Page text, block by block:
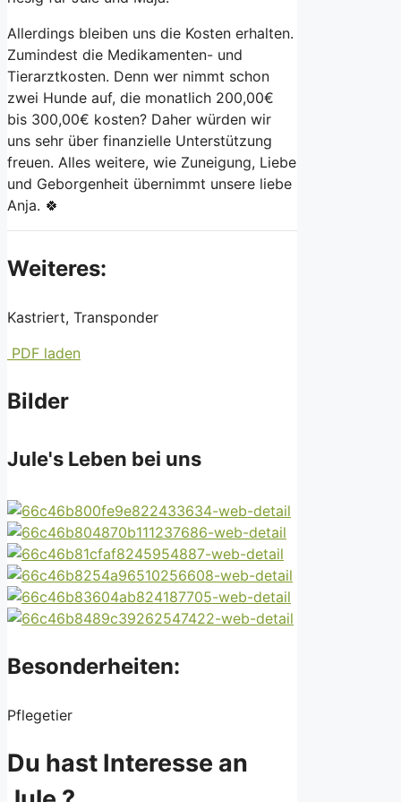
Allerdings bleiben uns die Kosten erhalten.
Zumindest die Medikamenten- und
Tierarztkosten. Denn wer nimmt schon
zwei Hunde auf, die monatlich 200,00€
bis 300,00€ kosten? Daher würden wir
uns sehr über finanzielle Unterstützung
freuen. Alles weitere, wie Zuneigung, Liebe
und Geborgenheit übernimmt unsere liebe
Anja. 🍀
Weiteres:
Kastriert, Transponder
PDF laden
Bilder
Jule's Leben bei uns
Besonderheiten:
Pflegetier
Du hast Interesse an